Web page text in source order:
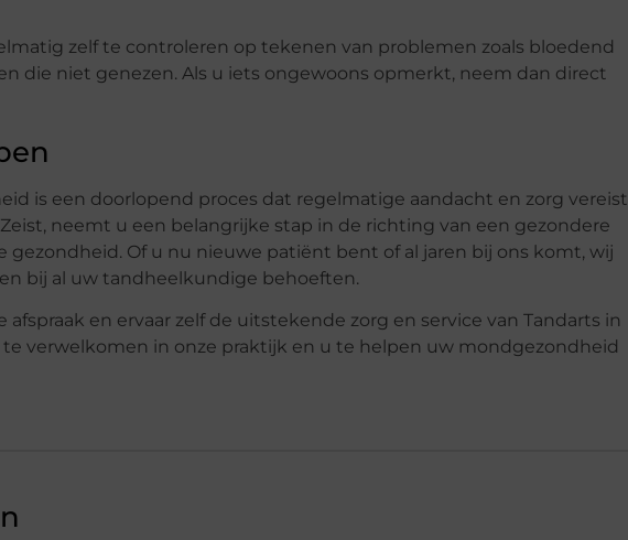
zelf te controleren op tekenen van problemen zoals bloedend
die niet genezen. Als u iets ongewoons opmerkt, neem dan direct
is een doorlopend proces dat regelmatige aandacht en zorg
neemt u een belangrijke stap in de richting van een gezondere
gezondheid. Of u nu nieuwe patiënt bent of al jaren bij ons komt, wij
bij al uw tandheelkundige behoeften.
en ervaar zelf de uitstekende zorg en service van Tandarts in
verwelkomen in onze praktijk en u te helpen uw mondgezondheid